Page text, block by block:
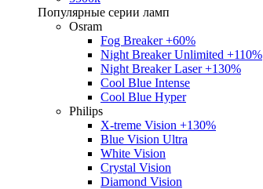
Популярные серии ламп
Osram
Fog Breaker +60%
Night Breaker Unlimited +110%
Night Breaker Laser +130%
Cool Blue Intense
Cool Blue Hyper
Philips
X-treme Vision +130%
Blue Vision Ultra
White Vision
Crystal Vision
Diamond Vision